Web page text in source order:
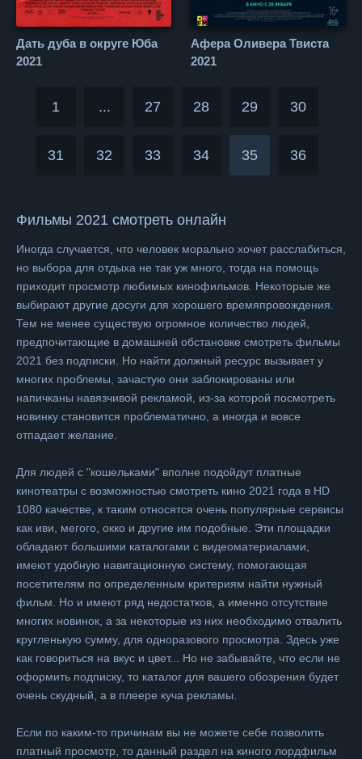
Фильмы 2021 смотреть онлайн
Иногда случается, что человек морально хочет расслабиться,
но выбора для отдыха не так уж много, тогда на помощь
приходит просмотр любимых кинофильмов. Некоторые же
выбирают другие досуги для хорошего времяпровождения.
Тем не менее существую огромное количество людей,
предпочитающие в домашней обстановке смотреть фильмы
2021 без подписки. Но найти должный ресурс вызывает у
многих проблемы, зачастую они заблокированы или
напичканы навязчивой рекламой, из-за которой посмотреть
новинку становится проблематично, а иногда и вовсе
отпадает желание.
Для людей с "кошельками" вполне подойдут платные
кинотеатры с возможностью смотреть кино 2021 года в HD
1080 качестве, к таким относятся очень популярные сервисы
как иви, мегого, окко и другие им подобные. Эти площадки
обладают большими каталогами с видеоматериалами,
имеют удобную навигационную систему, помогающая
посетителям по определенным критериям найти нужный
фильм. Но и имеют ряд недостатков, а именно отсутствие
многих новинок, а за некоторые из них необходимо отвалить
кругленькую сумму, для одноразового просмотра. Здесь уже
как говориться на вкус и цвет... Но не забывайте, что если не
оформить подписку, то каталог для вашего обозрения будет
очень скудный, а в плеере куча рекламы.
Если по каким-то причинам вы не можете себе позволить
платный просмотр, то данный раздел на киного лордфильм
Дать дуба в округе Юба
2021
Афера Оливера Твиста
2021
1 ... 27 28 29 30
31 32 33 34 35 36